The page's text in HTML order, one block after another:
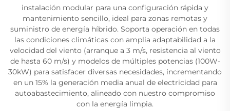
instalación modular para una configuración rápida y
mantenimiento sencillo, ideal para zonas remotas y
suministro de energía híbrido. Soporta operación en todas
las condiciones climáticas con amplia adaptabilidad a la
velocidad del viento (arranque a 3 m/s, resistencia al viento
de hasta 60 m/s) y modelos de múltiples potencias (100W-
30kW) para satisfacer diversas necesidades, incrementando
en un 15% la generación media anual de electricidad para
autoabastecimiento, alineado con nuestro compromiso
con la energía limpia.